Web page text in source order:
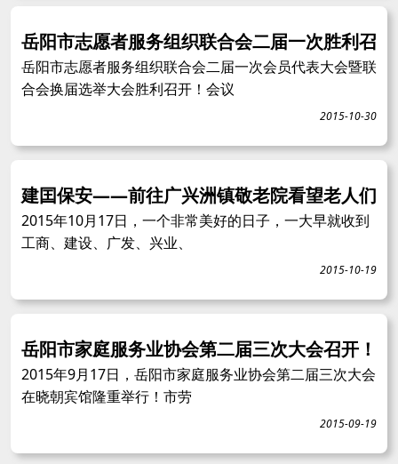
岳阳市志愿者服务组织联合会二届一次胜利召
岳阳市志愿者服务组织联合会二届一次会员代表大会暨联
合会换届选举大会胜利召开！会议
2015-10-30
建囯保安——前往广兴洲镇敬老院看望老人们
2015年10月17日，一个非常美好的日子，一大早就收到
工商、建设、广发、兴业、
2015-10-19
岳阳市家庭服务业协会第二届三次大会召开！
2015年9月17日，岳阳市家庭服务业协会第二届三次大会
在晓朝宾馆隆重举行！市劳
2015-09-19